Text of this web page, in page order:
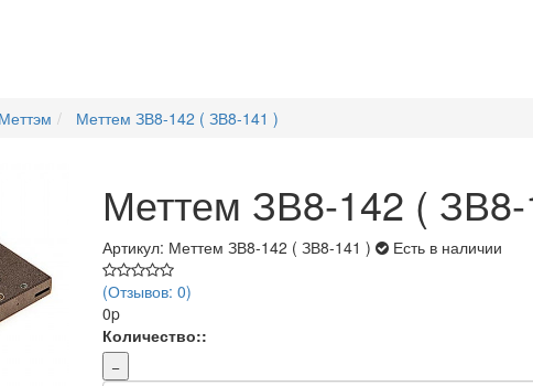
Меттем ЗВ8-142 ( ЗВ8-141 )
Меттем ЗВ8-142 ( ЗВ8-
Артикул: Меттем ЗВ8-142 ( ЗВ8-141 )
Есть в наличии
(Отзывов: 0)
0p
Количество::
−